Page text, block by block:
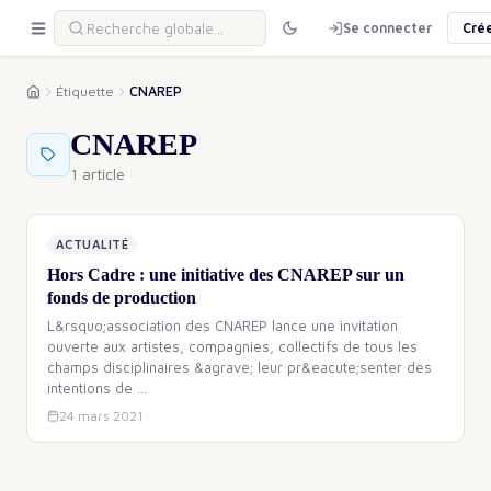
Se connecter
Étiquette CNAREP
CNAREP
1 article
ACTUALITÉ
Hors Cadre : une initiative des CNAREP sur un
fonds de production
L&rsquo;association des CNAREP lance une invitation
ouverte aux artistes, compagnies, collectifs de tous les
champs disciplinaires &agrave; leur pr&eacute;senter des
intentions de
24 mars 2021